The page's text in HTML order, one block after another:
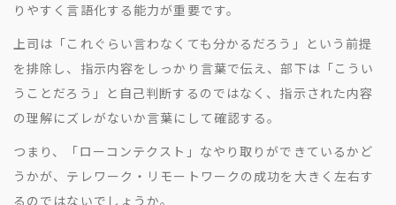
りやすく言語化する能力が重要です。
上司は「これぐらい言わなくても分かるだろう」という前提
を排除し、指示内容をしっかり言葉で伝え、部下は「こうい
うことだろう」と自己判断するのではなく、指示された内容
の理解にズレがないか言葉にして確認する。
つまり、「ローコンテクスト」なやり取りができているかど
うかが、テレワーク・リモートワークの成功を大きく左右す
るのではないでしょうか。